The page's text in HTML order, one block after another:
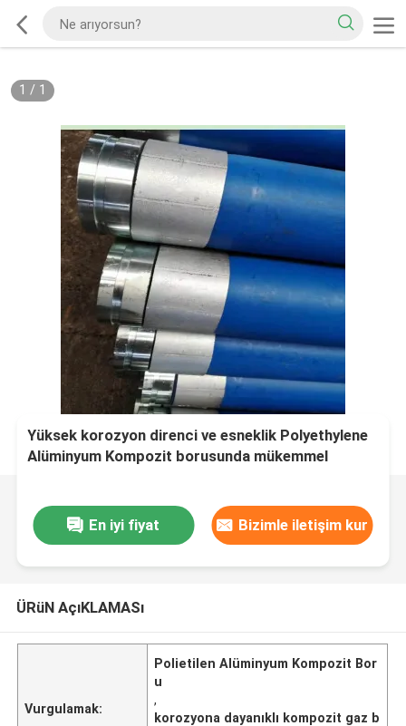
1 / 1
Yüksek korozyon direnci ve esneklik Polyethylene
Alüminyum Kompozit borusunda mükemmel
En iyi fiyat Bizimle iletişim kur
ÜRüN AçıKLAMASı
Vurgulamak:
Polietilen Alüminyum Kompozit Bor
u
,
korozyona dayanıklı kompozit gaz b